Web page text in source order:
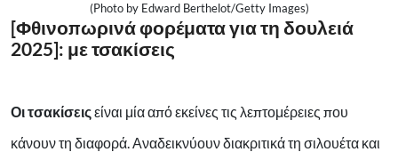
(Photo by Edward Berthelot/Getty Images)
[Φθινοπωρινά φορέματα για τη δουλειά
2025]: με τσακίσεις
Οι τσακίσειςείναι μία από εκείνες τις λεπτομέρειες που
κάνουν τη διαφορά. Αναδεικνύουν διακριτικά τη σιλουέτα και